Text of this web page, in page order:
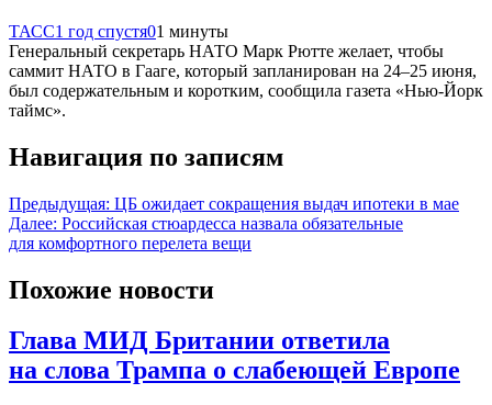
ТАСС1 год спустя01 минуты
Генеральный секретарь НАТО Марк Рютте желает, чтобы
саммит НАТО в Гааге, который запланирован на 24–25 июня,
был содержательным и коротким, сообщила газета «Нью-Йорк
таймс».
Навигация по записям
Предыдущая: ЦБ ожидает сокращения выдач ипотеки в мае
Далее: Российская стюардесса назвала обязательные
для комфортного перелета вещи
Похожие новости
Глава МИД Британии ответила
на слова Трампа о слабеющей Европе